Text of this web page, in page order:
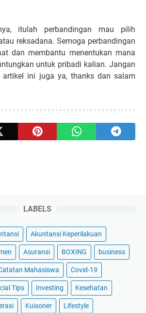
itulah perbandingan mau pilih
reksadana. Semoga perbandingan
dan membantu menentukan mana
untuk pribadi kalian. Jangan
artikel ini juga ya, thanks dan salam
LABELS
Akuntansi Keperilakuan
Asuransi BOXING business
Mahasiswa Covid-19
Tips Investing Kesehatan
Kuisoner Lifestyle